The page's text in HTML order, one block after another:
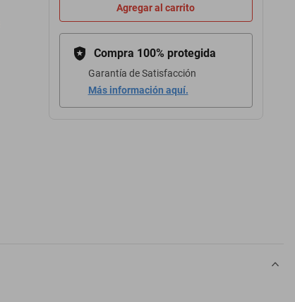
Agregar al carrito
Compra 100% protegida
Garantía de Satisfacción
Más información aquí.